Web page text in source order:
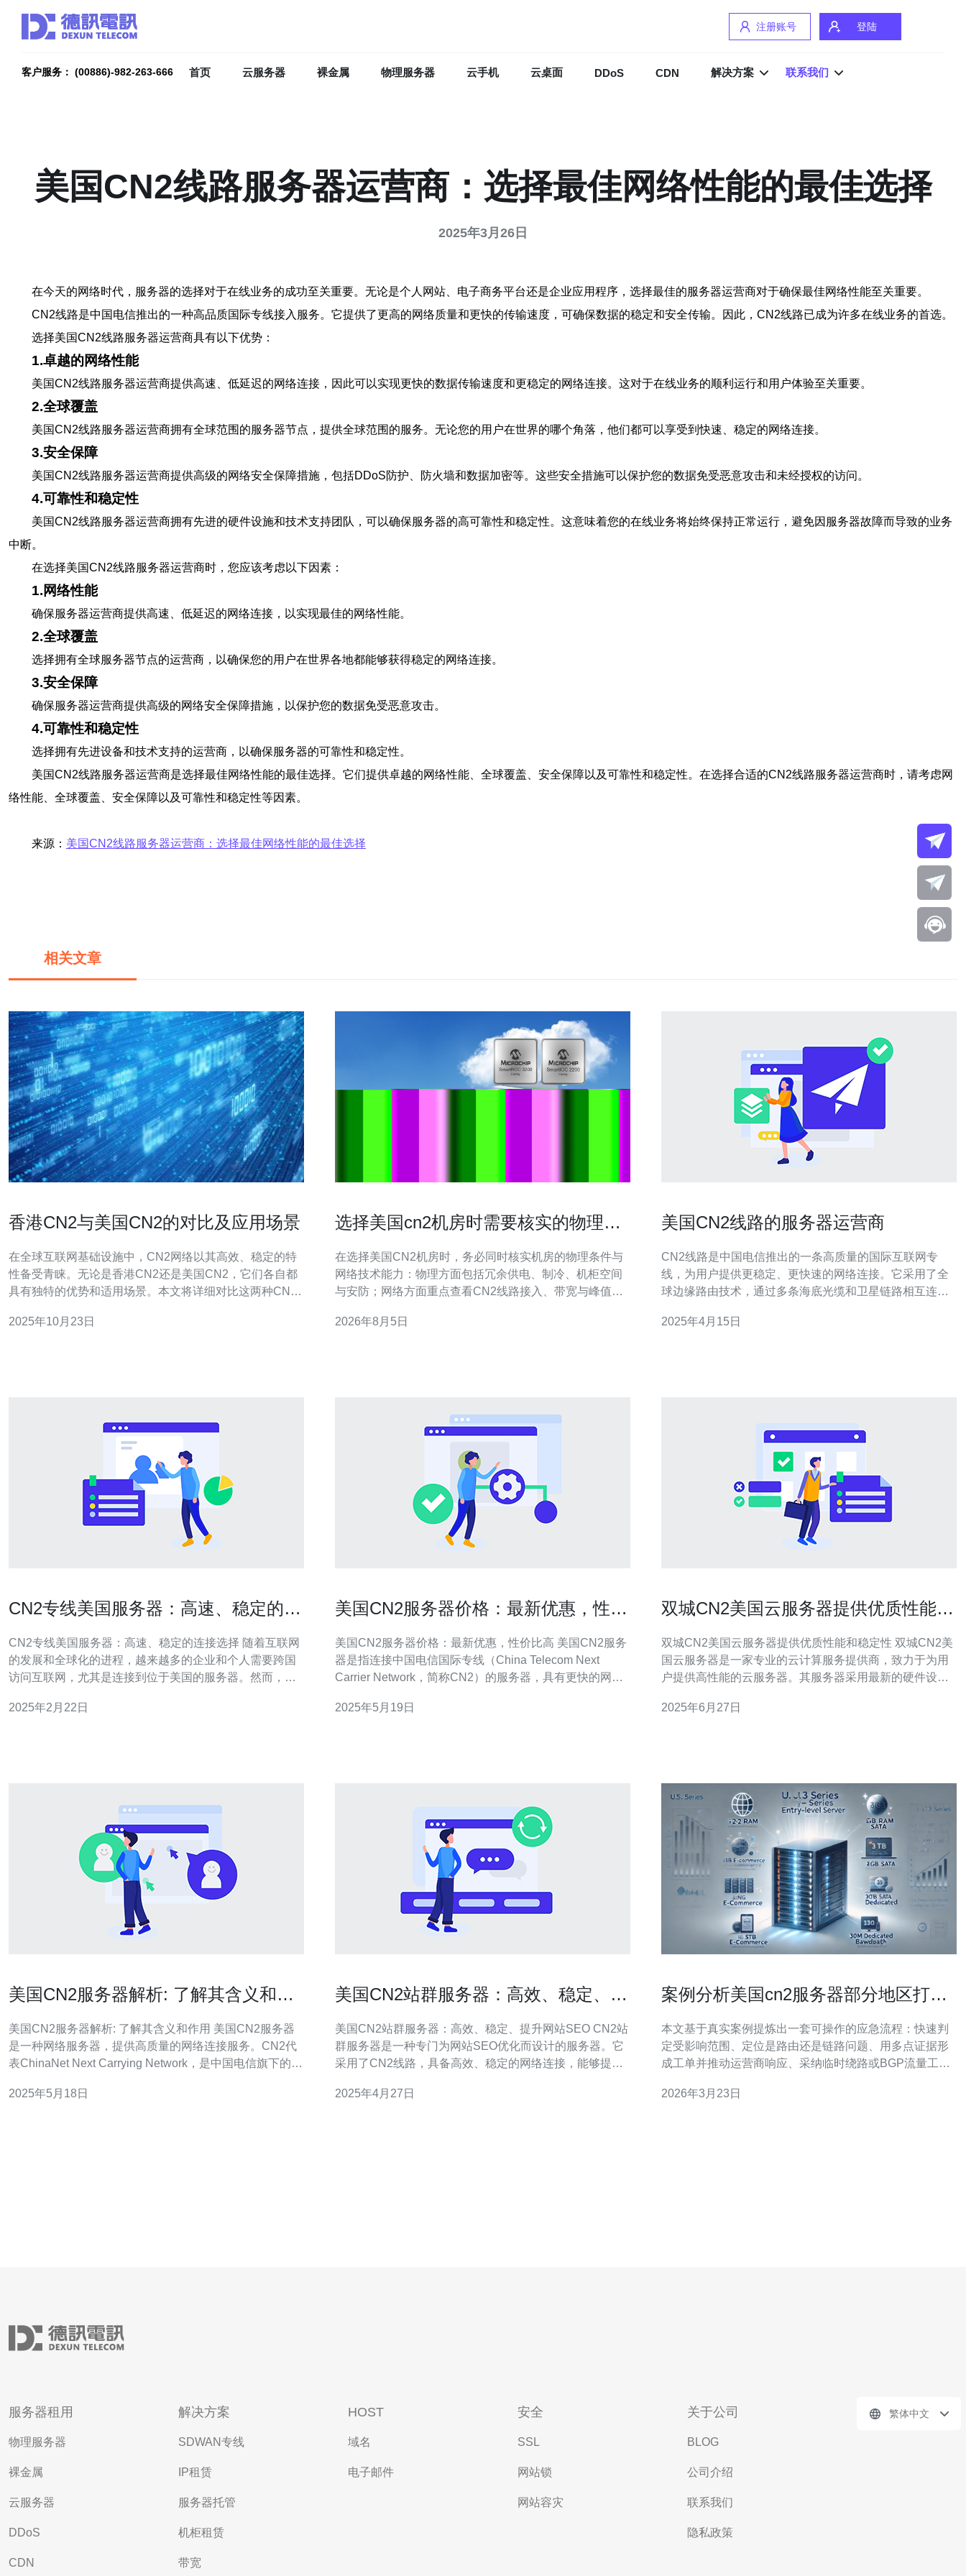
注册账号 登陆
客户服务： (00886)-982-263-666 首页 云服务器 裸金属 物理服务器 云手机 云桌面 DDoS CDN 解决方案 联系我们
美国CN2线路服务器运营商：选择最佳网络性能的最佳选择
2025年3月26日
在今天的网络时代，服务器的选择对于在线业务的成功至关重要。无论是个人网站、电子商务平台还是企业应用程序，选择最佳的服务器运营商对于确保最佳网络性能至关重要。
CN2线路是中国电信推出的一种高品质国际专线接入服务。它提供了更高的网络质量和更快的传输速度，可确保数据的稳定和安全传输。因此，CN2线路已成为许多在线业务的首选。
选择美国CN2线路服务器运营商具有以下优势：
1.卓越的网络性能
美国CN2线路服务器运营商提供高速、低延迟的网络连接，因此可以实现更快的数据传输速度和更稳定的网络连接。这对于在线业务的顺利运行和用户体验至关重要。
2.全球覆盖
美国CN2线路服务器运营商拥有全球范围的服务器节点，提供全球范围的服务。无论您的用户在世界的哪个角落，他们都可以享受到快速、稳定的网络连接。
3.安全保障
美国CN2线路服务器运营商提供高级的网络安全保障措施，包括DDoS防护、防火墙和数据加密等。这些安全措施可以保护您的数据免受恶意攻击和未经授权的访问。
4.可靠性和稳定性
美国CN2线路服务器运营商拥有先进的硬件设施和技术支持团队，可以确保服务器的高可靠性和稳定性。这意味着您的在线业务将始终保持正常运行，避免因服务器故障而导致的业务
中断。
在选择美国CN2线路服务器运营商时，您应该考虑以下因素：
1.网络性能
确保服务器运营商提供高速、低延迟的网络连接，以实现最佳的网络性能。
2.全球覆盖
选择拥有全球服务器节点的运营商，以确保您的用户在世界各地都能够获得稳定的网络连接。
3.安全保障
确保服务器运营商提供高级的网络安全保障措施，以保护您的数据免受恶意攻击。
4.可靠性和稳定性
选择拥有先进设备和技术支持的运营商，以确保服务器的可靠性和稳定性。
美国CN2线路服务器运营商是选择最佳网络性能的最佳选择。它们提供卓越的网络性能、全球覆盖、安全保障以及可靠性和稳定性。在选择合适的CN2线路服务器运营商时，请考虑网
络性能、全球覆盖、安全保障以及可靠性和稳定性等因素。
来源： 美国CN2线路服务器运营商：选择最佳网络性能的最佳选择
相关文章
香港CN2与美国CN2的对比及应用场景
在全球互联网基础设施中，CN2网络以其高效、稳定的特
性备受青睐。无论是香港CN2还是美国CN2，它们各自都
具有独特的优势和适用场景。本文将详细对比这两种CN2
CN2。香港CN2是中国电信推出的一种国际网络服务，主
2025年10月23日
选择美国cn2机房时需要核实的物理与
在选择美国CN2机房时，务必同时核实机房的物理条件与
网络技术能力：物理方面包括冗余供电、制冷、机柜空间
与安防；网络方面重点查看CN2线路接入、带宽与峰值能
认与服务器、VPS、主机、域名解析、CDN接入及DDoS
2026年8月5日
美国CN2线路的服务器运营商
CN2线路是中国电信推出的一条高质量的国际互联网专
线，为用户提供更稳定、更快速的网络连接。它采用了全
球边缘路由技术，通过多条海底光缆和卫星链路相互连
服务器运营商提供CN2线路的服务。以下是其中一些知名
2025年4月15日
CN2专线美国服务器：高速、稳定的连
CN2专线美国服务器：高速、稳定的连接选择 随着互联网
的发展和全球化的进程，越来越多的企业和个人需要跨国
访问互联网，尤其是连接到位于美国的服务器。然而，由
接方式变得尤为重要。CN2专线美国服务器是一个理想的
2025年2月22日
美国CN2服务器价格：最新优惠，性价
美国CN2服务器价格：最新优惠，性价比高 美国CN2服务
器是指连接中国电信国际专线（China Telecom Next
Carrier Network，简称CN2）的服务器，具有更快的网络
数据传输的用户。 相比普通服务器，美国CN2服务器具有
2025年5月19日
双城CN2美国云服务器提供优质性能和
双城CN2美国云服务器提供优质性能和稳定性 双城CN2美
国云服务器是一家专业的云计算服务提供商，致力于为用
户提供高性能的云服务器。其服务器采用最新的硬件设
环境。无论是网站托管、应用部署还是大数据处理，双城
2025年6月27日
美国CN2服务器解析: 了解其含义和作
美国CN2服务器解析: 了解其含义和作用 美国CN2服务器
是一种网络服务器，提供高质量的网络连接服务。CN2代
表ChinaNet Next Carrying Network，是中国电信旗下的一
美国CN2服务器的作用主要有以下几点： 提供更快速、更
2025年5月18日
美国CN2站群服务器：高效、稳定、提
美国CN2站群服务器：高效、稳定、提升网站SEO CN2站
群服务器是一种专门为网站SEO优化而设计的服务器。它
采用了CN2线路，具备高效、稳定的网络连接，能够提供
是一种高速、低延迟的网络连接方式，能够在全球范围内
2025年4月27日
案例分析美国cn2服务器部分地区打不
本文基于真实案例提炼出一套可操作的应急流程：快速判
定受影响范围、定位是路由还是链路问题、用多点证据形
成工单并推动运营商响应、采纳临时绕路或BGP流量工程
低复发风险。 怎么判断多少地区受影响？ 第一时间要做的
2026年3月23日
服务器租用
物理服务器
裸金属
云服务器
DDoS
CDN
解决方案
SDWAN专线
IP租赁
服务器托管
机柜租赁
带宽
HOST
域名
电子邮件
安全
SSL
网站锁
网站容灾
关于公司
BLOG
公司介绍
联系我们
隐私政策
繁体中文